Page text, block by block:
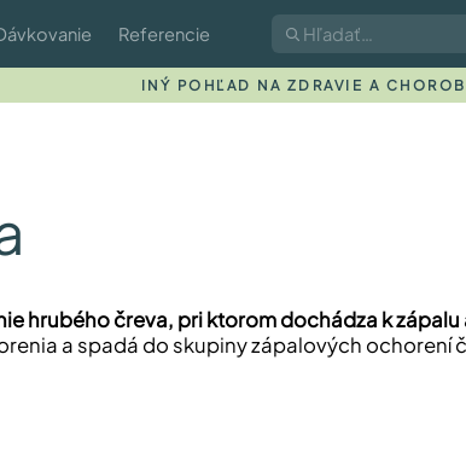
Referencie
INÝ POHĽAD NA ZDRAVIE A
hrubého čreva, pri ktorom dochádza k
a spadá do skupiny zápalových ochorení